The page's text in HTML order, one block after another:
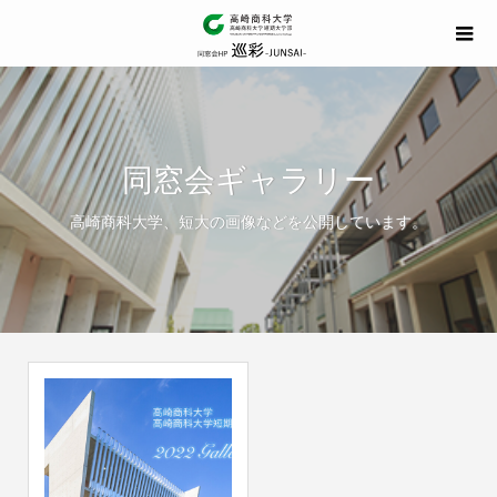
同窓会ギャラリー
高崎商科大学、短大の画像などを公開しています。